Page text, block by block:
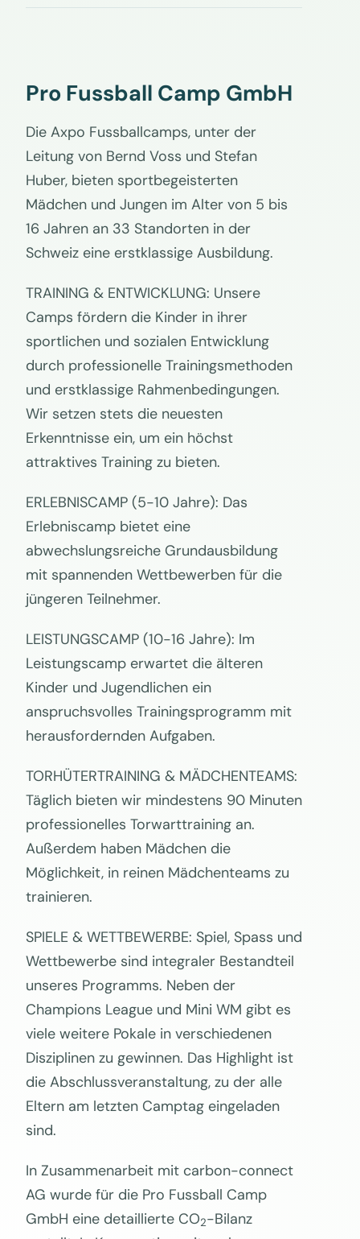
Pro Fussball Camp GmbH
Die Axpo Fussballcamps, unter der
Leitung von Bernd Voss und Stefan
Huber, bieten sportbegeisterten
Mädchen und Jungen im Alter von 5 bis
16 Jahren an 33 Standorten in der
Schweiz eine erstklassige Ausbildung.
TRAINING & ENTWICKLUNG: Unsere
Camps fördern die Kinder in ihrer
sportlichen und sozialen Entwicklung
durch professionelle Trainingsmethoden
und erstklassige Rahmenbedingungen.
Wir setzen stets die neuesten
Erkenntnisse ein, um ein höchst
attraktives Training zu bieten.
ERLEBNISCAMP (5-10 Jahre): Das
Erlebniscamp bietet eine
abwechslungsreiche Grundausbildung
mit spannenden Wettbewerben für die
jüngeren Teilnehmer.
LEISTUNGSCAMP (10-16 Jahre): Im
Leistungscamp erwartet die älteren
Kinder und Jugendlichen ein
anspruchsvolles Trainingsprogramm mit
herausfordernden Aufgaben.
TORHÜTERTRAINING & MÄDCHENTEAMS:
Täglich bieten wir mindestens 90 Minuten
professionelles Torwarttraining an.
Außerdem haben Mädchen die
Möglichkeit, in reinen Mädchenteams zu
trainieren.
SPIELE & WETTBEWERBE: Spiel, Spass und
Wettbewerbe sind integraler Bestandteil
unseres Programms. Neben der
Champions League und Mini WM gibt es
viele weitere Pokale in verschiedenen
Disziplinen zu gewinnen. Das Highlight ist
die Abschlussveranstaltung, zu der alle
Eltern am letzten Camptag eingeladen
sind.
In Zusammenarbeit mit carbon-connect
AG wurde für die Pro Fussball Camp
GmbH eine detaillierte CO2-Bilanz